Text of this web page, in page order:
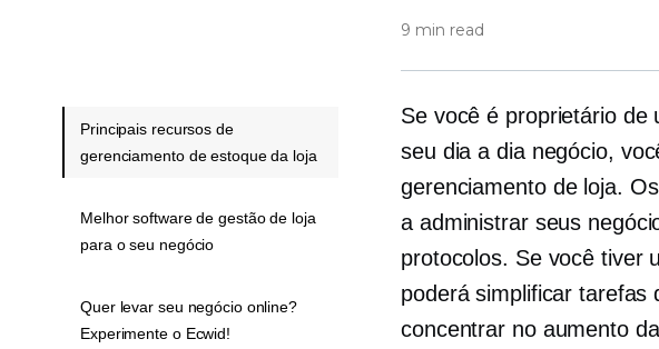
9 min read
Se você é proprietário de
seu dia a dianegócio,
gerenciamento de loja.
a administrar seus
protocolos. Se você tiver
poderá simplificar tarefas
concentrar no aumento
Principais recursos de
gerenciamento de estoque da loja
Melhor software de gestão de loja
para o seu negócio
Quer levar seu negócio online?
Experimente o Ecwid!